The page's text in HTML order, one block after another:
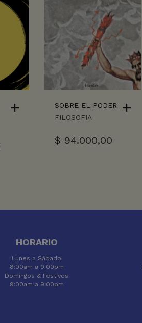
SOBRE EL PODER
FILOSOFIA
$ 94.000,00
HORARIO
Lunes a Sábado
8:00am a 9:00pm
Domingos & Festivos
9:00am a 9:00pm